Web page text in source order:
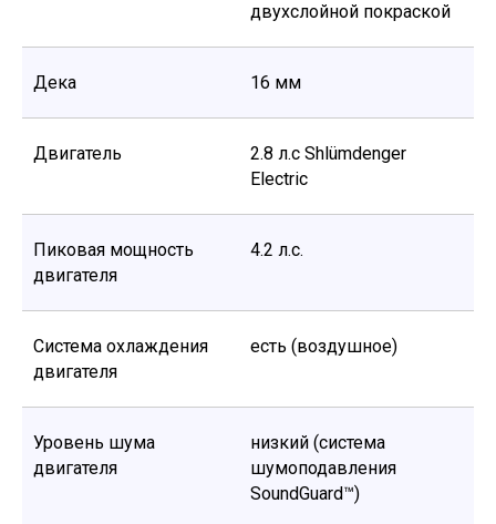
двухслойной покраской
Дека 16 мм
Двигатель
2.8 л.с Shlümdenger
Electric
Пиковая мощность
двигателя
4.2 л.с.
Система охлаждения
двигателя
есть (воздушное)
Уровень шума
двигателя
низкий (система
шумоподавления
SoundGuard™)